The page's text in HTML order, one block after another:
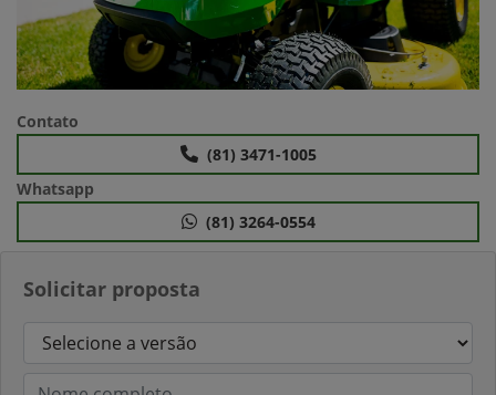
Solicitar proposta
Contato
(81) 3471-1005
Whatsapp
(81) 3264-0554